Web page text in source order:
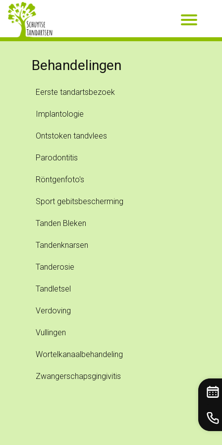
Behandelingen
Eerste tandartsbezoek
Implantologie
Ontstoken tandvlees
Parodontitis
Röntgenfoto's
Sport gebitsbescherming
Tanden Bleken
Tandenknarsen
Tanderosie
Tandletsel
Verdoving
Vullingen
Wortelkanaalbehandeling
Zwangerschapsgingivitis